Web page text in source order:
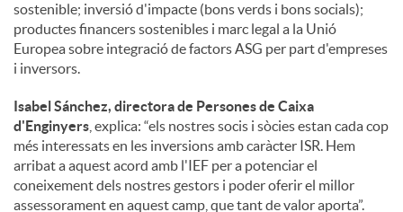
sostenible; inversió d'impacte (bons verds i bons socials);
productes financers sostenibles i marc legal a la Unió
Europea sobre integració de factors ASG per part d'empreses
i inversors.
Isabel Sánchez, directora de Persones de Caixa
d'Enginyers , explica: “els nostres socis i sòcies estan cada cop
més interessats en les inversions amb caràcter ISR. Hem
arribat a aquest acord amb l'IEF per a potenciar el
coneixement dels nostres gestors i poder oferir el millor
assessorament en aquest camp, que tant de valor aporta”.